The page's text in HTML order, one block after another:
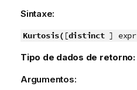
Sintaxe:
Kurtosis( [distinct] expr
Tipo de dados de retorno:
Argumentos: